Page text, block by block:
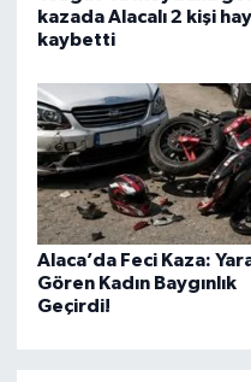
kazada Alacalı 2 kişi
kaybetti
Alaca’da Feci Kaza:
Gören Kadın Baygınlık
Geçirdi!